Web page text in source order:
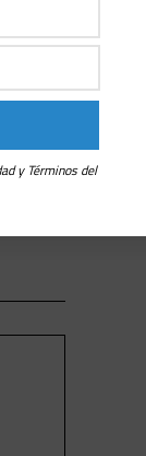
y Términos del